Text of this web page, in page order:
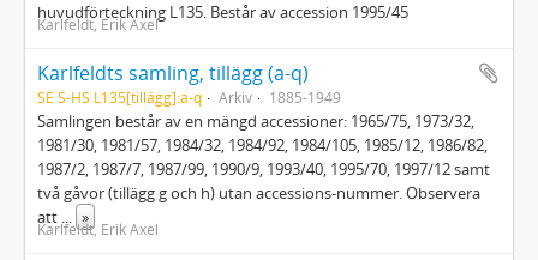
huvudförteckning L135. Består av accession 1995/45
Karlfeldt, Erik Axel
Karlfeldts samling, tillägg (a-q)
SE S-HS L135[tillägg]:a-q Arkiv 1885-1949
Samlingen består av en mängd accessioner: 1965/75, 1973/32,
1981/30, 1981/57, 1984/32, 1984/92, 1984/105, 1985/12, 1986/82,
1987/2, 1987/7, 1987/99, 1990/9, 1993/40, 1995/70, 1997/12 samt
två gåvor (tillägg g och h) utan accessions-nummer. Observera
att ... »
Karlfeldt, Erik Axel